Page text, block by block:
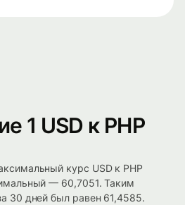
1 USD к PHP
курс USD к PHP
— 60,7051. Таким
30 дней был равен 61,4585.